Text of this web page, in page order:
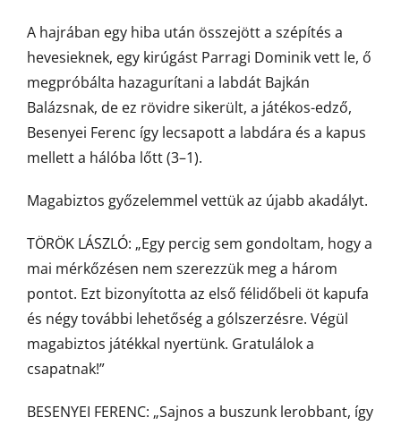
A hajrában egy hiba után összejött a szépítés a
hevesieknek, egy kirúgást Parragi Dominik vett le, ő
megpróbálta hazagurítani a labdát Bajkán
Balázsnak, de ez rövidre sikerült, a játékos-edző,
Besenyei Ferenc így lecsapott a labdára és a kapus
mellett a hálóba lőtt (3–1).
Magabiztos győzelemmel vettük az újabb akadályt.
TÖRÖK LÁSZLÓ: „Egy percig sem gondoltam, hogy a
mai mérkőzésen nem szerezzük meg a három
pontot. Ezt bizonyította az első félidőbeli öt kapufa
és négy további lehetőség a gólszerzésre. Végül
magabiztos játékkal nyertünk. Gratulálok a
csapatnak!”
BESENYEI FERENC: „Sajnos a buszunk lerobbant, így